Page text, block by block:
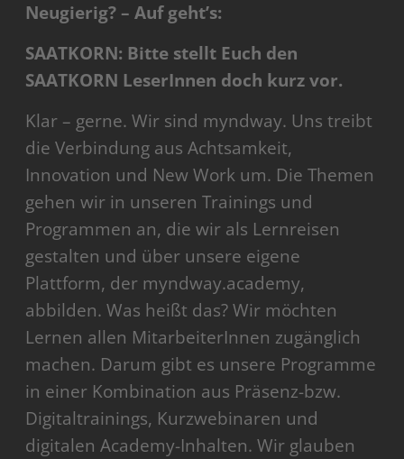
Neugierig? – Auf geht’s:
SAATKORN: Bitte stellt Euch den
SAATKORN LeserInnen doch kurz vor.
Klar – gerne. Wir sind myndway. Uns treibt
die Verbindung aus Achtsamkeit,
Innovation und New Work um. Die Themen
gehen wir in unseren Trainings und
Programmen an, die wir als Lernreisen
gestalten und über unsere eigene
Plattform, der myndway.academy,
abbilden. Was heißt das? Wir möchten
Lernen allen MitarbeiterInnen zugänglich
machen. Darum gibt es unsere Programme
in einer Kombination aus Präsenz-bzw.
Digitaltrainings, Kurzwebinaren und
digitalen Academy-Inhalten. Wir glauben